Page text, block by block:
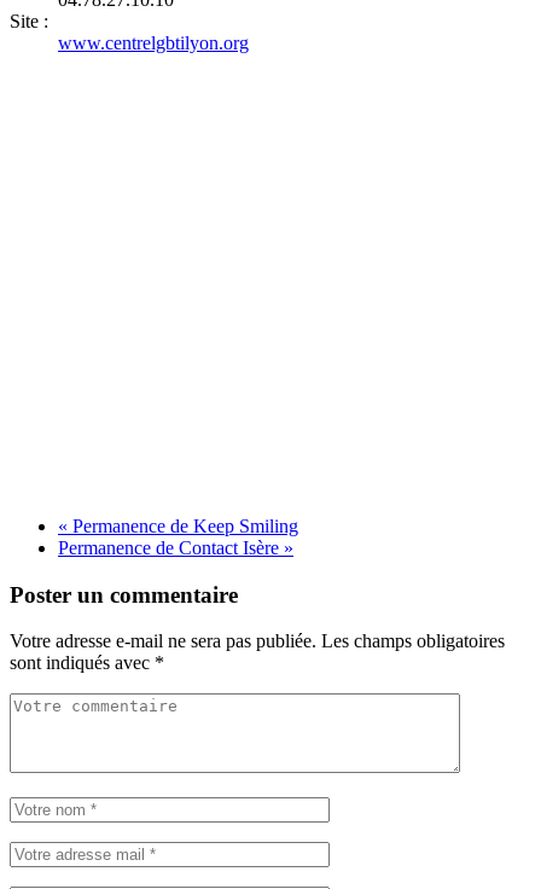
Site :
www.centrelgbtilyon.org
« Permanence de Keep Smiling
Permanence de Contact Isère »
Poster un commentaire
Votre adresse e-mail ne sera pas publiée. Les champs obligatoires
sont indiqués avec *